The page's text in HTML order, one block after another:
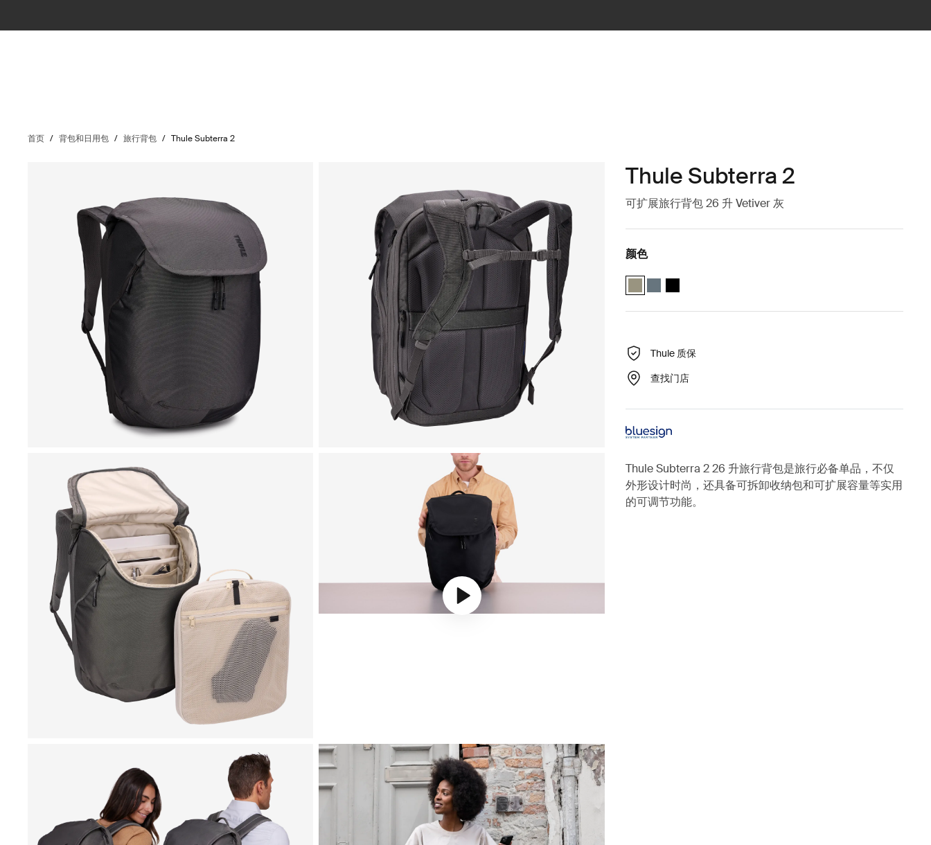
首页 / 背包和日用包 / 旅行背包 / Thule Subterra 2
Play video
Thule Subterra 2
可扩展旅行背包 26 升 Vetiver 灰
颜色
Thule Subterra travel backpack 26L 香根草灰色 (selected)
Thule Subterra travel backpack 26L 深灰色
Thule Subterra travel backpack 26L 黑色
Thule 质保
查找门店
Thule Subterra 2 26 升旅行背包是旅行必备单品，不仅
外形设计时尚，还具备可拆卸收纳包和可扩展容量等实用
的可调节功能。